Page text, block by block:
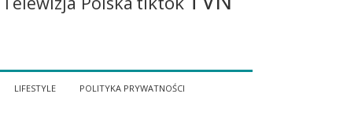
LIFESTYLE POLITYKA PRYWATNOŚCI